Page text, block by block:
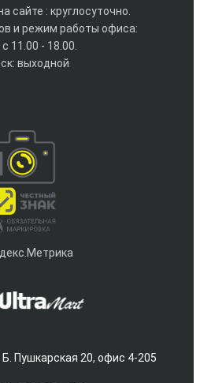
сайте : круглосуточно.
и режим работы офиса:
11.00 - 18.00.
выходной
Б. Пушкарская 20, офис 4-205